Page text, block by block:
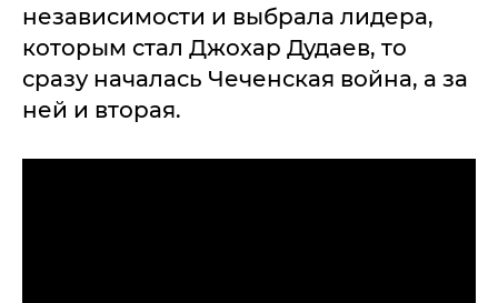
независимости и выбрала лидера,
которым стал Джохар Дудаев, то
сразу началась Чеченская война, а за
ней и вторая.